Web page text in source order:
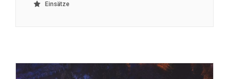
Einsätze